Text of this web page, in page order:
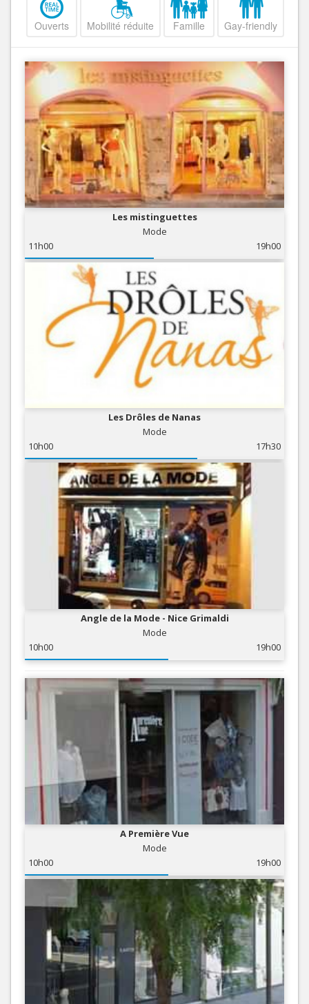
Ouverts Mobilité réduite Famille Gay-friendly
Les mistinguettes
Mode
11h00
19h00
Les Drôles de Nanas
Mode
10h00
17h30
Angle de la Mode - Nice Grimaldi
Mode
10h00
19h00
A Première Vue
Mode
10h00
19h00